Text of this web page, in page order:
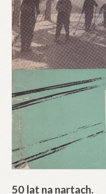
50 lat na nartach.